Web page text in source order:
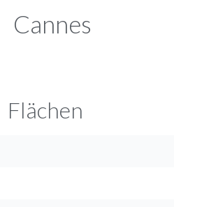
Cannes
Flächen